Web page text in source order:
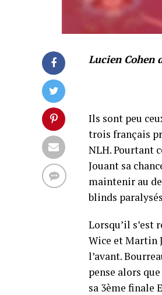
Lucien Cohen
Ils sont peu
trois français
NLH. Pourtant
Jouant sa
maintenir au
blinds
Lorsqu’il s’est
Wice et Martin
l’avant.
pense alors
sa 3ème finale